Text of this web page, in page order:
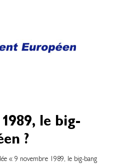
le big-
?
« 9 novembre 1989, le big-bang